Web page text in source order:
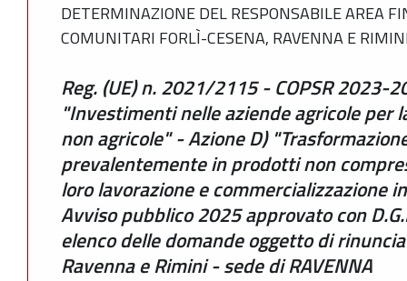
DETERMINAZIONE DEL RESPONSABILE AREA
COMUNITARI FORLÌ-CESENA, RAVENNA E
Reg. (UE) n. 2021/2115 - COPSR 2023-
"Investimenti nelle aziende agricole per
non agricole" - Azione D)
prevalentemente in prodotti non
loro lavorazione e commercializzazione
Avviso pubblico 2025 approvato con
elenco delle domande oggetto di
Ravenna e Rimini - sede di RAVENNA